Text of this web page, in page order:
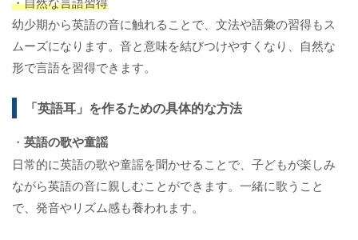
幼少期から英語の音に触れることで、文法や語彙の習得もス
ムーズになります。音と意味を結びつけやすくなり、自然な
形で言語を習得できます。
「英語耳」を作るための具体的な方法
・ 英語の歌や童謡
日常的に英語の歌や童謡を聞かせることで、子どもが楽しみ
ながら英語の音に親しむことができます。一緒に歌うこと
で、発音やリズム感も養われます。